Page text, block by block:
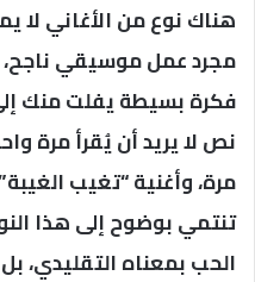
هناك نوع من الأغاني لا
مجرد عمل موسيقي ناجح،
فكرة بسيطة يفلت منك
نص لا يريد أن يُقرأ مرة
مرة، وأغنية “تغيب
تنتمي بوضوح إلى هذا
الحب بمعناه التقليدي،